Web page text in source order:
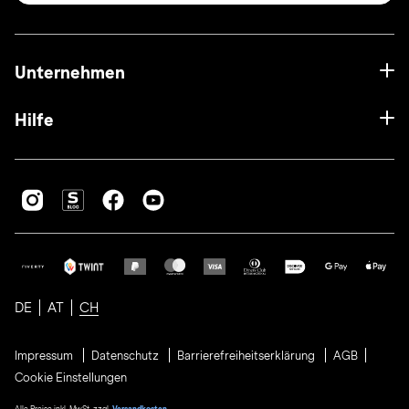
Unternehmen
Hilfe
DE AT CH
Impressum Datenschutz Barrierefreiheitserklärung
AGB
Cookie Einstellungen